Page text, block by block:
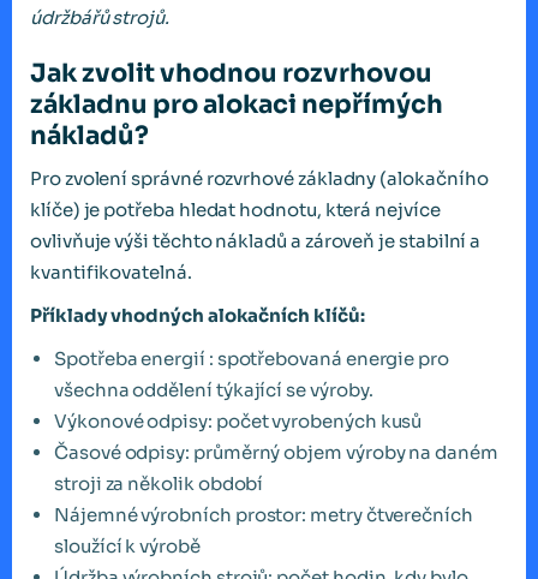
údržbářů strojů.
Jak zvolit vhodnou rozvrhovou
základnu pro alokaci nepřímých
nákladů?
Pro zvolení správné rozvrhové základny (alokačního
klíče) je potřeba hledat hodnotu, která nejvíce
ovlivňuje výši těchto nákladů a zároveň je stabilní a
kvantifikovatelná.
Příklady vhodných alokačních klíčů:
Spotřeba energií : spotřebovaná energie pro
všechna oddělení týkající se výroby.
Výkonové odpisy: počet vyrobených kusů
Časové odpisy: průměrný objem výroby na daném
stroji za několik období
Nájemné výrobních prostor: metry čtverečních
sloužící k výrobě